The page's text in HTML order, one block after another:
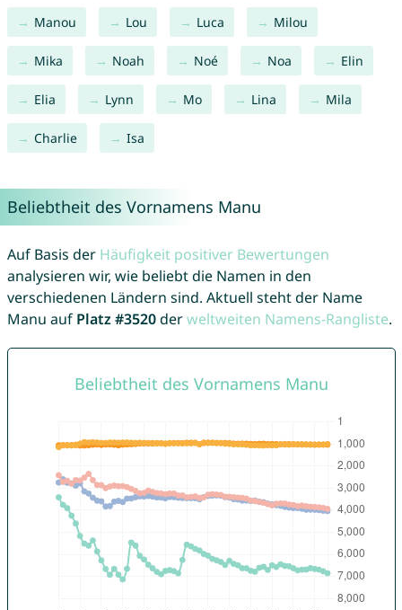
Manou Lou Luca Milou
Mika Noah Noé Noa Elin
Elia Lynn Mo Lina Mila
Charlie Isa
Beliebtheit des Vornamens Manu
Auf Basis der Häufigkeit positiver Bewertungen
analysieren wir, wie beliebt die Namen in den
verschiedenen Ländern sind. Aktuell steht der Name
Manu auf Platz #3520derweltweiten Namens-Rangliste.